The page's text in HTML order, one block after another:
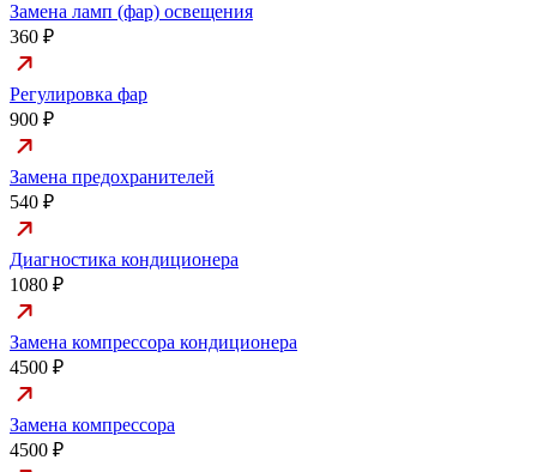
Замена ламп (фар) освещения
360 ₽
Регулировка фар
900 ₽
Замена предохранителей
540 ₽
Диагностика кондиционера
1080 ₽
Замена компрессора кондиционера
4500 ₽
Замена компрессора
4500 ₽